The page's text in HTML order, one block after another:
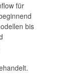
für
bis